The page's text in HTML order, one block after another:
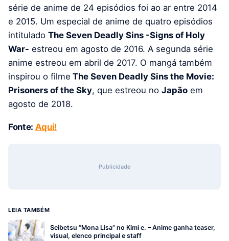
série de anime de 24 episódios foi ao ar entre 2014
e 2015. Um especial de anime de quatro episódios
intitulado The Seven Deadly Sins -Signs of Holy
War- estreou em agosto de 2016. A segunda série
anime estreou em abril de 2017. O mangá também
inspirou o filme The Seven Deadly Sins the Movie:
Prisoners of the Sky, que estreou no Japão em
agosto de 2018.
Fonte: Aqui!
Publicidade
LEIA TAMBÉM
Seibetsu “Mona Lisa” no Kimi e. – Anime ganha teaser,
visual, elenco principal e staff